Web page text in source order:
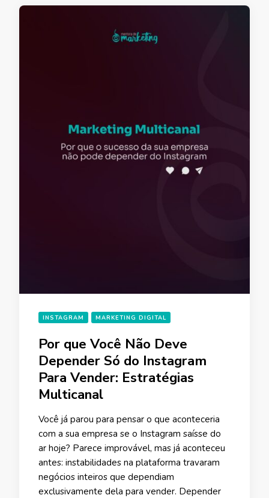
INSTAGRAM MARKETING DIGITAL
Por que Você Não Deve
Depender Só do Instagram
Para Vender: Estratégias
Multicanal
Você já parou para pensar o que aconteceria
com a sua empresa se o Instagram saísse do
ar hoje? Parece improvável, mas já aconteceu
antes: instabilidades na plataforma travaram
negócios inteiros que dependiam
exclusivamente dela para vender. Depender